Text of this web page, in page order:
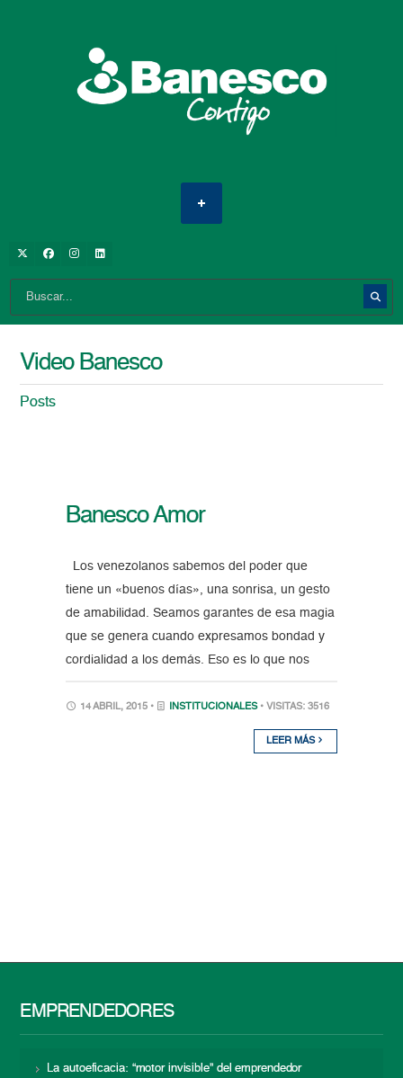
Video Banesco
Posts
Banesco Amor
Los venezolanos sabemos del poder que
tiene un «buenos días», una sonrisa, un gesto
de amabilidad. Seamos garantes de esa magia
que se genera cuando expresamos bondad y
cordialidad a los demás. Eso es lo que nos
14 ABRIL, 2015 • INSTITUCIONALES • VISITAS: 3516
LEER MÁS
EMPRENDEDORES
La autoeficacia: “motor invisible” del emprendedor